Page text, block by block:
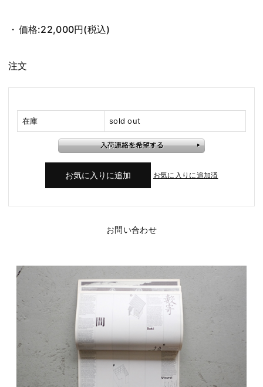
価格:22,000円(税込)
注文
在庫 sold out
お気に入りに追加済
お問い合わせ